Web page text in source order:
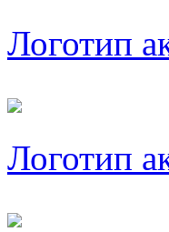
Логотип
Логотип